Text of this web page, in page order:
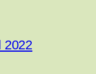
2022